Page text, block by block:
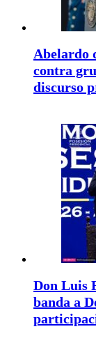
Abelardo
contra
discurso
Don Luis
banda a